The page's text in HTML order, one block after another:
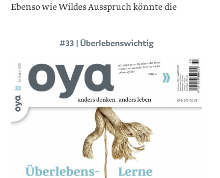
Ebenso wie Wildes Ausspruch könnte die
#33 | Überlebenswichtig